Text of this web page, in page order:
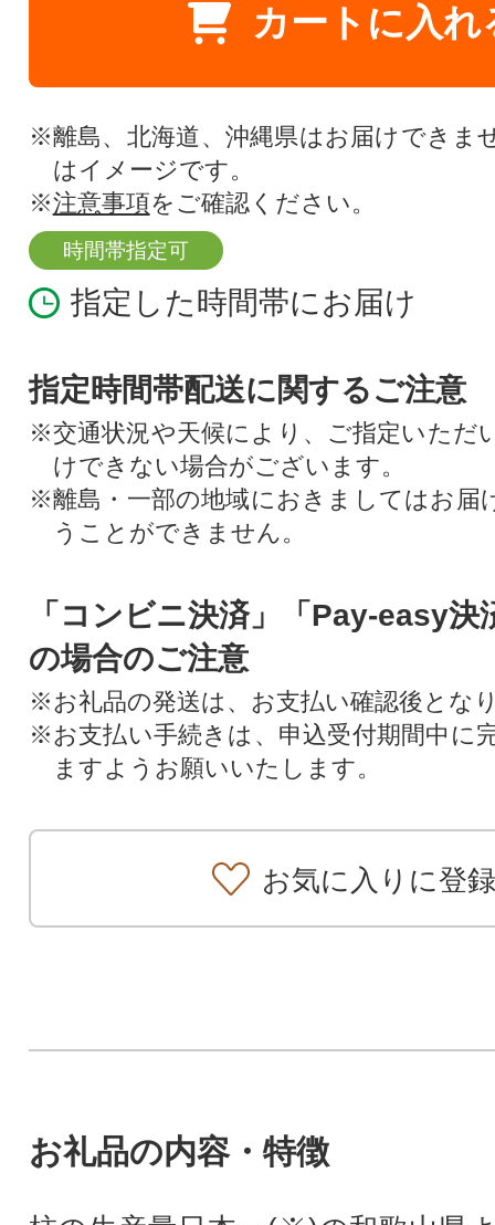
カートに入れ
※離島、北海道、沖縄県はお届けできま
はイメージです。
※注意事項をご確認ください。
時間帯指定可
指定した時間帯にお届け
指定時間帯配送に関するご注意
※交通状況や天候により、ご指定いただ
けできない場合がございます。
※離島・一部の地域におきましてはお届
うことができません。
「コンビニ決済」「Pay-easy決
の場合のご注意
※お礼品の発送は、お支払い確認後とな
※お支払い手続きは、申込受付期間中に
ますようお願いいたします。
お気に入りに登録
お礼品の内容・特徴